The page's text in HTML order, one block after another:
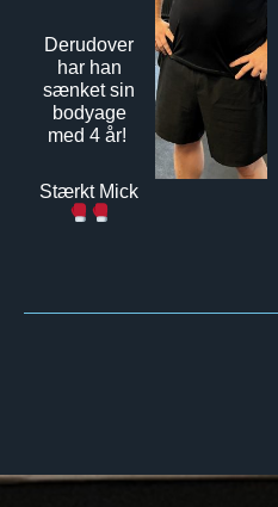
Derudover
har han
sænket sin
bodyage
med 4 år!